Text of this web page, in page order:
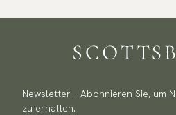
Newsletter – Abonnieren Sie, um
zu erhalten.